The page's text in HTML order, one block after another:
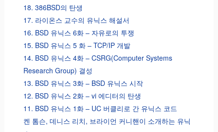
18. 386BSD의 탄생
17. 라이온스 교수의 유닉스 해설서
16. BSD 유닉스 6화 – 자유로의 투쟁
15. BSD 유닉스 5 화 – TCP/IP 개발
14. BSD 유닉스 4화 – CSRG(Computer Systems
Research Group) 결성
13. BSD 유닉스 3화 – BSD 유닉스 시작
12. BSD 유닉스 2화 – vi 에디터의 탄생
11. BSD 유닉스 1화 – UC 버클리로 간 유닉스 코드
켄 톰슨, 데니스 리치, 브라이언 커니핸이 소개하는 유닉